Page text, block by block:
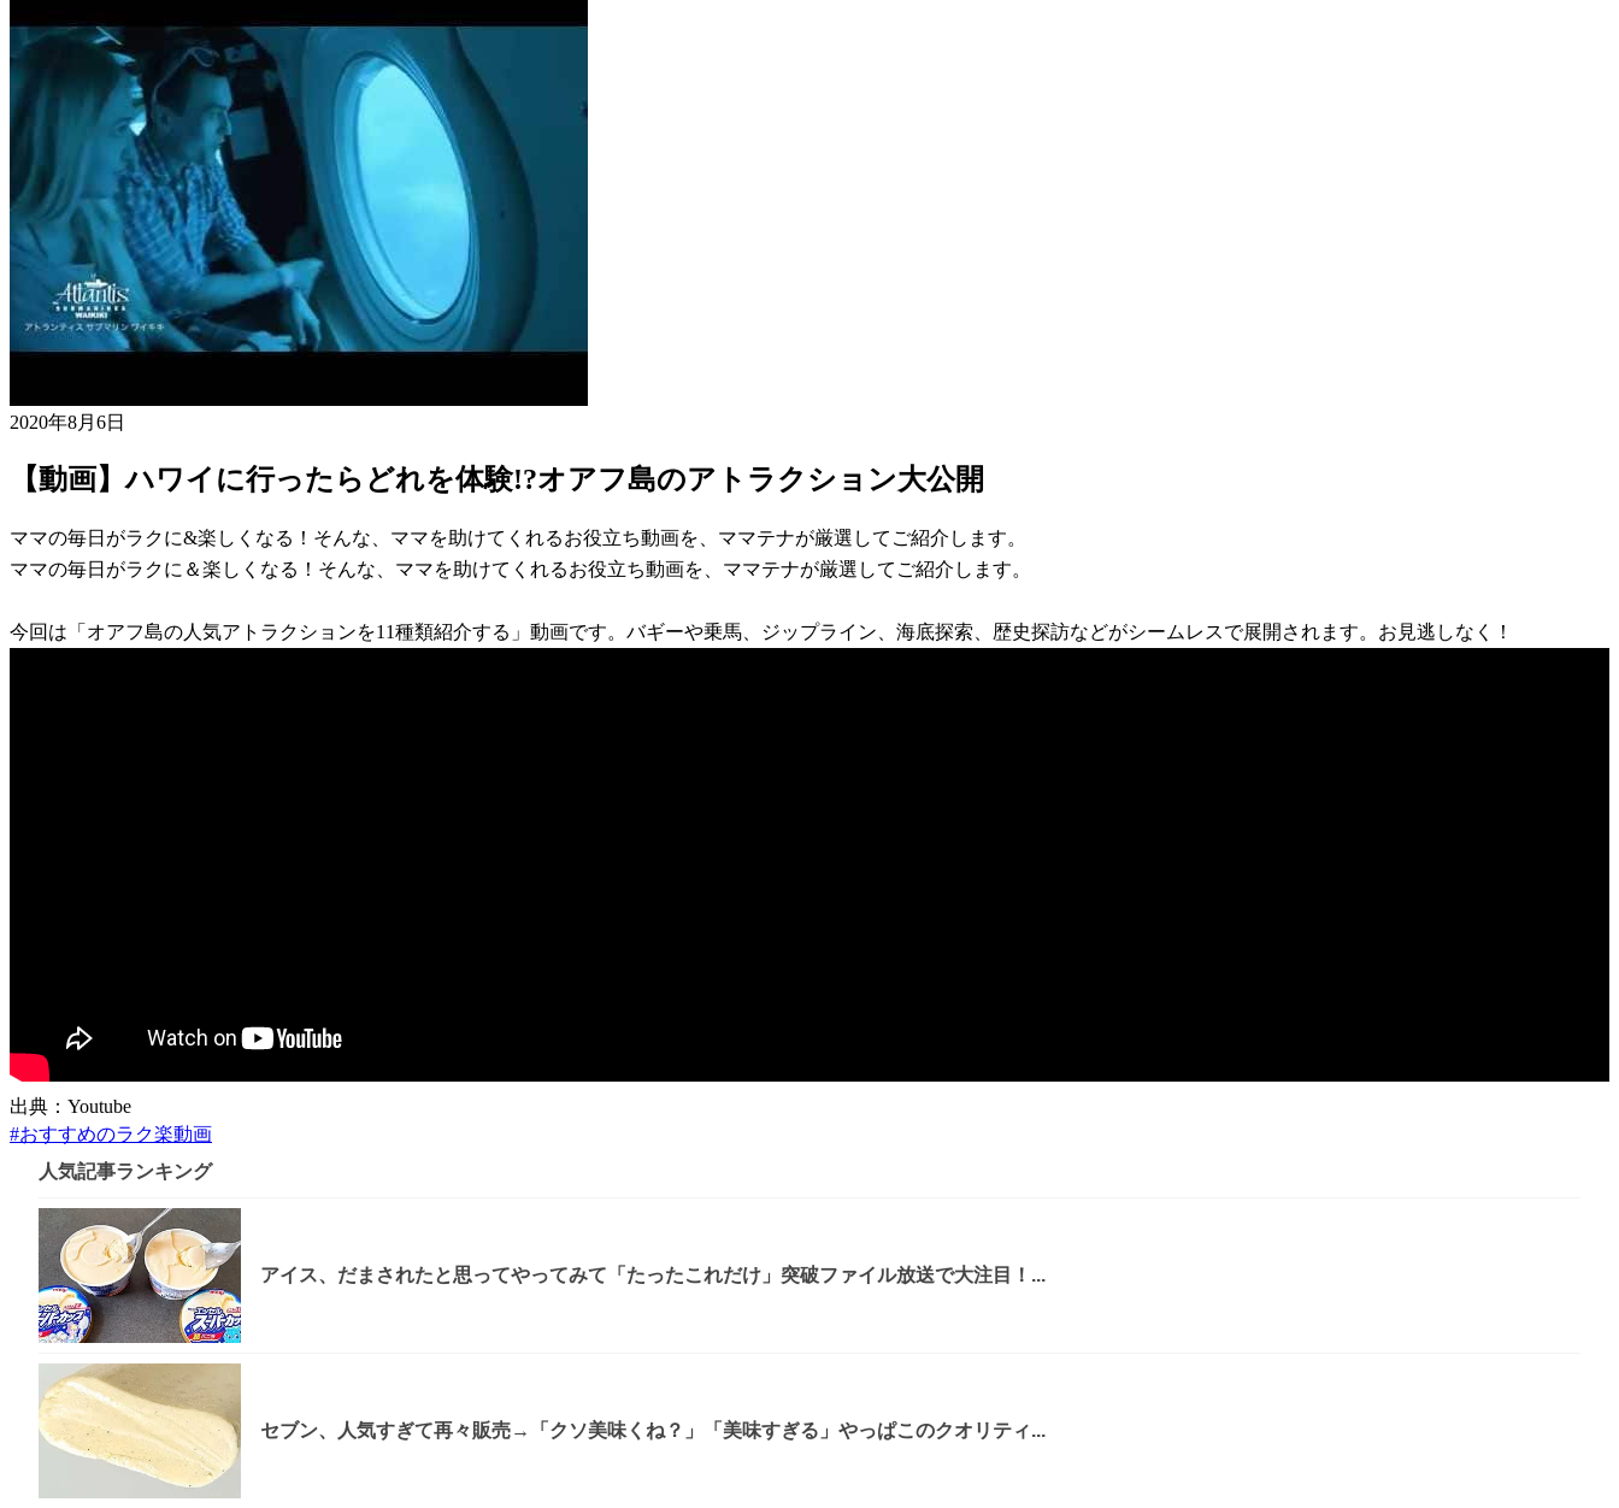
2020年8月6日
【動画】ハワイに行ったらどれを体験!?オアフ島のアトラクション大公開
ママの毎日がラクに&楽しくなる！そんな、ママを助けてくれるお役立ち動画を、ママテナが厳選してご紹介します。
ママの毎日がラクに＆楽しくなる！そんな、ママを助けてくれるお役立ち動画を、ママテナが厳選してご紹介します。
今回は「オアフ島の人気アトラクションを11種類紹介する」動画です。バギーや乗馬、ジップライン、海底探索、歴史探訪などがシームレスで展開されます。お見逃しなく！
出典：Youtube
#おすすめのラク楽動画
人気記事ランキング
アイス、だまされたと思ってやってみて「たったこれだけ」突破ファイル放送で大注目！...
セブン、人気すぎて再々販売→「クソ美味くね？」「美味すぎる」やっぱこのクオリティ...